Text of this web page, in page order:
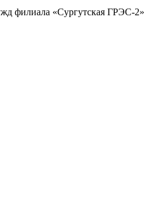
филиала «Сургутская